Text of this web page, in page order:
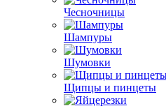
Чесночницы
Шампуры
Шумовки
Щипцы и пинцеты